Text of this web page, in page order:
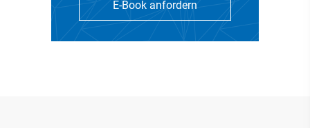
E-Book anfordern